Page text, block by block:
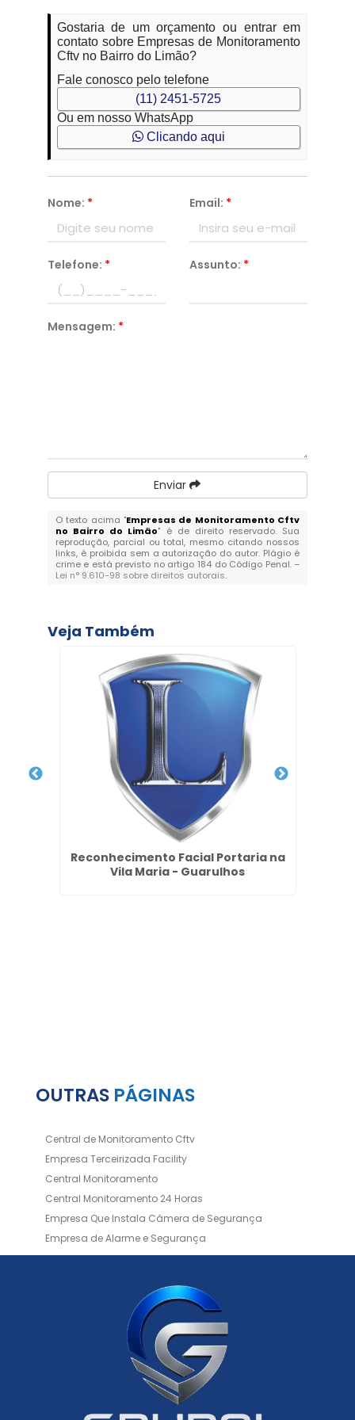
Gostaria de um orçamento ou entrar em
contato sobre Empresas de Monitoramento
Cftv no Bairro do Limão?
Fale conosco pelo telefone
(11) 2451-5725
Ou em nosso WhatsApp
Clicando aqui
Nome: * Email: *
Telefone: * Assunto: *
Mensagem: *
Enviar
O texto acima "Empresas de Monitoramento Cftv
no Bairro do Limão" é de direito reservado. Sua
reprodução, parcial ou total, mesmo citando nossos
links, é proibida sem a autorização do autor. Plágio é
crime e está previsto no artigo 184 do Código Penal. –
Lei n° 9.610-98 sobre direitos autorais.
Veja Também
Reconhecimento Facial Portaria na
Vila Maria - Guarulhos
OUTRAS PÁGINAS
Central de Monitoramento Cftv
Empresa Terceirizada Facility
Central Monitoramento
Central Monitoramento 24 Horas
Empresa Que Instala Câmera de Segurança
Empresa de Alarme e Segurança
Empresa de Alarmes
Empresa de Facilities
Empresa de Instalação de Câmeras de Segurança
Empresa de Limpeza e Portaria
Empresas de Limpeza de Condomínios
Empresas de Monitoramento Cftv
Facility Terceirização
Instalação de Cftv
Instalação de Cercas Elétricas Residenciais
Monitoramento de Alarme 24 Horas